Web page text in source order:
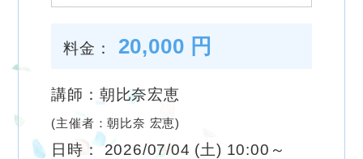
料金： 20,000 円
講師：朝比奈宏恵
(主催者：朝比奈 宏恵)
日時： 2026/07/04 (土) 10:00～